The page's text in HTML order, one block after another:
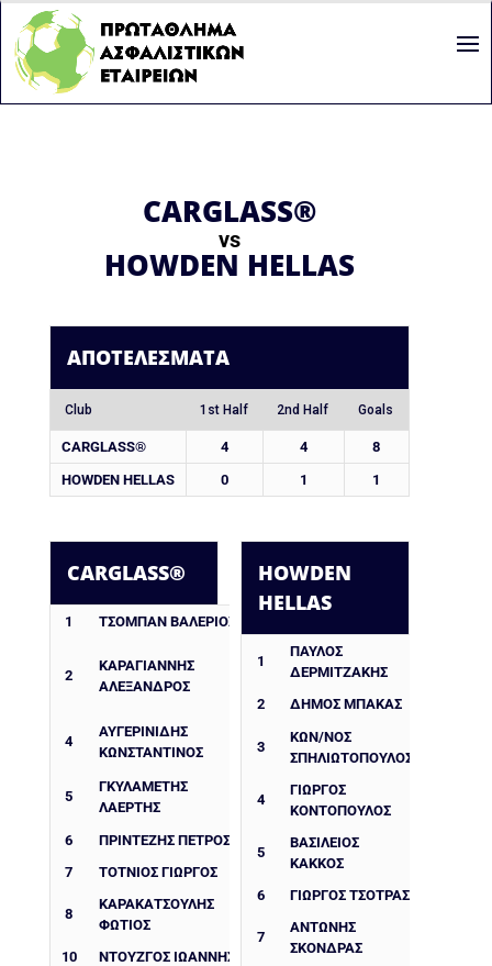
CARGLASS®
vs
HOWDEN HELLAS
ΑΠΟΤΕΛΈΣΜΑΤΑ
Club 1st Half 2nd Half Goals
CARGLASS® 4 4
8
HOWDEN HELLAS
0 1 1
CARGLASS®
1 ΤΣΟΜΠΆΝ ΒΑΛΈΡΙΟΣ
2
ΚΑΡΑΓΙΆΝΝΗΣ
ΑΛΈΞΑΝΔΡΟΣ
4
ΑΥΓΕΡΙΝΊΔΗΣ
ΚΩΝΣΤΑΝΤΊΝΟΣ
5
ΓΚΥΛΑΜΈΤΗΣ
ΛΑΈΡΤΗΣ
6
ΠΡΊΝΤΕΖΗΣ ΠΈΤΡΟΣ
7
ΤΌΤΝΙΟΣ ΓΙΏΡΓΟΣ
8
ΚΑΡΑΚΑΤΣΟΎΛΗΣ
ΦΏΤΙΟΣ
10
ΝΤΟΎΖΓΟΣ ΙΩΆΝΝΗΣ
HOWDEN
HELLAS
1
ΠΑΎΛΟΣ
ΔΕΡΜΙΤΖΆΚΗΣ
2
ΔΉΜΟΣ ΜΠΆΚΑΣ
3
ΚΩΝ/ΝΟΣ
ΣΠΗΛΙΩΤΌΠΟΥΛΟΣ
4
ΓΙΏΡΓΟΣ
ΚΟΝΤΌΠΟΥΛΟΣ
5
ΒΑΣΊΛΕΙΟΣ
ΚΆΚΚΟΣ
6
ΓΙΏΡΓΟΣ ΤΣΌΤΡΑΣ
7
ΑΝΤΏΝΗΣ
ΣΚΌΝΔΡΑΣ